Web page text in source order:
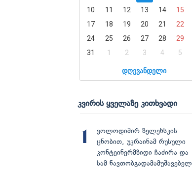
10
11 12 13 14 15
17
18 19 20 21 22
24
25 26 27 28 29
31
1 2 3 4 5
დღევანდელი
კვირის ყველაზე კითხვადი
1
ვოლოდიმირ ზელენსკის
ცნობით, უკრაინამ რუსული
კონტეინერმზიდი ჩაძირა და
სამ ნავთობგადამამუშავებელ